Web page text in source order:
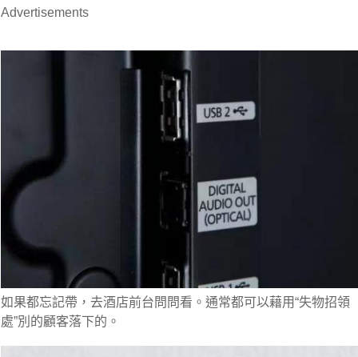
Advertisements
如果都忘記帶，去酒店前台問問看。通常都可以藉用“失物招領
處”別的顧客落下的。